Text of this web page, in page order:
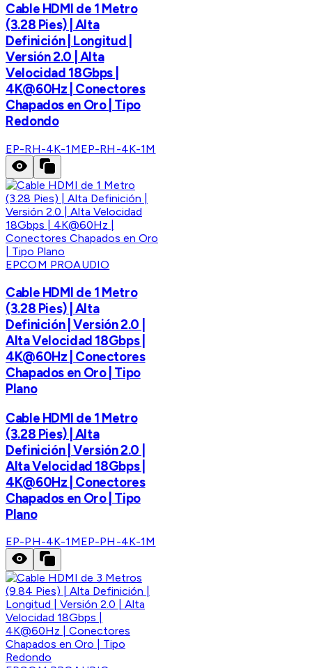
Cable HDMI de 1 Metro
(3.28 Pies) | Alta
Definición | Longitud |
Versión 2.0 | Alta
Velocidad 18Gbps |
4K@60Hz | Conectores
Chapados en Oro | Tipo
Redondo
EP-RH-4K-1MEP-RH-4K-1M
EPCOM PROAUDIO
Cable HDMI de 1 Metro
(3.28 Pies) | Alta
Definición | Versión 2.0 |
Alta Velocidad 18Gbps |
4K@60Hz | Conectores
Chapados en Oro | Tipo
Plano
Cable HDMI de 1 Metro
(3.28 Pies) | Alta
Definición | Versión 2.0 |
Alta Velocidad 18Gbps |
4K@60Hz | Conectores
Chapados en Oro | Tipo
Plano
EP-PH-4K-1MEP-PH-4K-1M